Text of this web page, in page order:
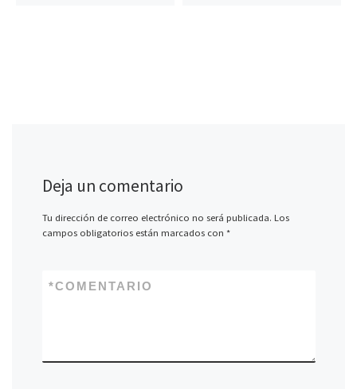
Deja un comentario
Tu dirección de correo electrónico no será publicada. Los
campos obligatorios están marcados con *
COMENTARIO
*